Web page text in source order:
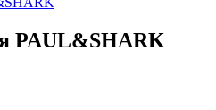
PAUL&SHARK